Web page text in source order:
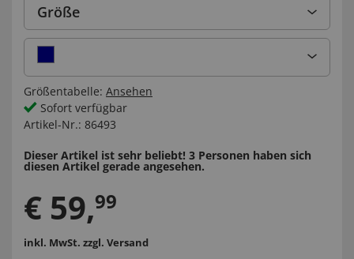
Größe
Größentabelle: Ansehen
Sofort verfügbar
Artikel-Nr.: 86493
Dieser Artikel ist sehr beliebt! 3 Personen haben sich
diesen Artikel gerade angesehen.
€ 59,99
inkl. MwSt. zzgl. Versand